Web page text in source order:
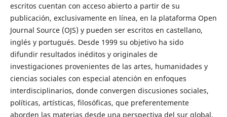
escritos cuentan con acceso abierto a partir de su
publicación, exclusivamente en línea, en la plataforma Open
Journal Source (OJS) y pueden ser escritos en castellano,
inglés y portugués. Desde 1999 su objetivo ha sido
difundir resultados inéditos y originales de
investigaciones provenientes de las artes, humanidades y
ciencias sociales con especial atención en enfoques
interdisciplinarios, donde convergen discusiones sociales,
políticas, artísticas, filosóficas, que preferentemente
aborden las materias desde una perspectiva del sur global.